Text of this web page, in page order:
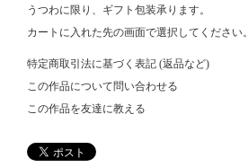
うつわに限り、ギフト包装承ります。
カートに入れた先の画面で選択してください。
特定商取引法に基づく表記 (返品など)
この作品について問い合わせる
この作品を友達に教える